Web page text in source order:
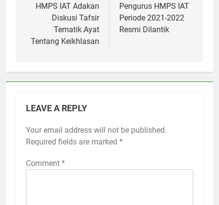
navigation
HMPS IAT Adakan
Diskusi Tafsir
Tematik Ayat
Tentang Keikhlasan
Pengurus HMPS IAT
Periode 2021-2022
Resmi Dilantik
LEAVE A REPLY
Your email address will not be published.
Required fields are marked *
Comment *